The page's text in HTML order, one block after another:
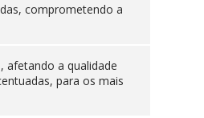
comprometendo a
afetando a qualidade
para os mais